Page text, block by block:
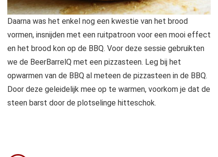
Daarna was het enkel nog een kwestie van het brood
vormen, insnijden met een ruitpatroon voor een mooi effect
en het brood kon op de BBQ. Voor deze sessie gebruikten
we de BeerBarrelQ met een pizzasteen. Leg bij het
opwarmen van de BBQ al meteen de pizzasteen in de BBQ.
Door deze geleidelijk mee op te warmen, voorkom je dat de
steen barst door de plotselinge hitteschok.